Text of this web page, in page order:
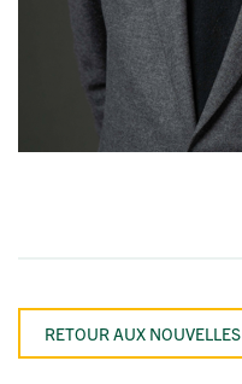
RETOUR AUX NOUVELLES